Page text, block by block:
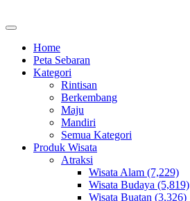
Home
Peta Sebaran
Kategori
Rintisan
Berkembang
Maju
Mandiri
Semua Kategori
Produk Wisata
Atraksi
Wisata Alam (7,229)
Wisata Budaya (5,819)
Wisata Buatan (3,326)